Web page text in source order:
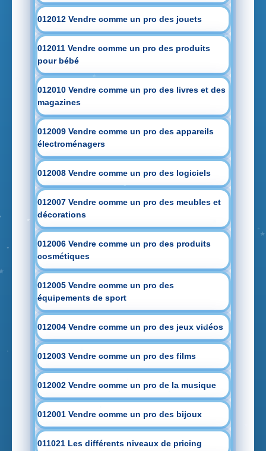
012012 Vendre comme un pro des jouets
012011 Vendre comme un pro des produits
pour bébé
012010 Vendre comme un pro des livres et des
magazines
012009 Vendre comme un pro des appareils
électroménagers
012008 Vendre comme un pro des logiciels
012007 Vendre comme un pro des meubles et
décorations
012006 Vendre comme un pro des produits
cosmétiques
012005 Vendre comme un pro des
équipements de sport
012004 Vendre comme un pro des jeux vidéos
012003 Vendre comme un pro des films
012002 Vendre comme un pro de la musique
012001 Vendre comme un pro des bijoux
011021 Les différents niveaux de pricing